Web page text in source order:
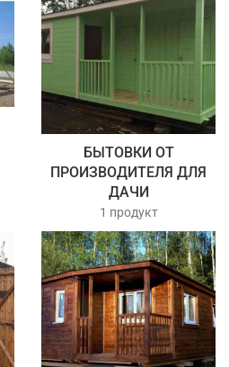
БЫТОВКИ ОТ
ПРОИЗВОДИТЕЛЯ ДЛЯ
ДАЧИ
1 продукт